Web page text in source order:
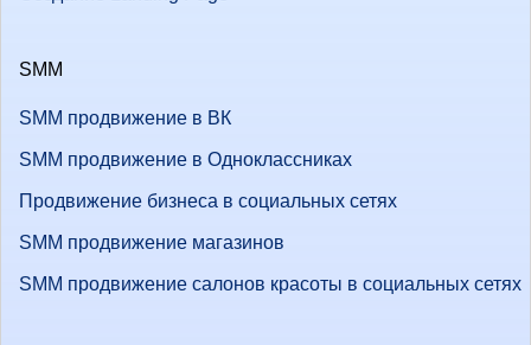
SMM
SMM продвижение в ВК
SMM продвижение в Одноклассниках
Продвижение бизнеса в социальных сетях
SMM продвижение магазинов
SMM продвижение салонов красоты в социальных сетях